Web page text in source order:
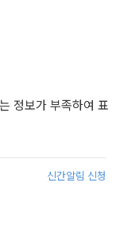
정보가 부족하여 표
신간알림 신청